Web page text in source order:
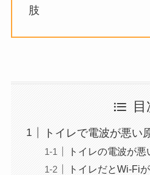
肢
目
トイレで電波が悪い
トイレの電波が
トイレだとWi-Fi